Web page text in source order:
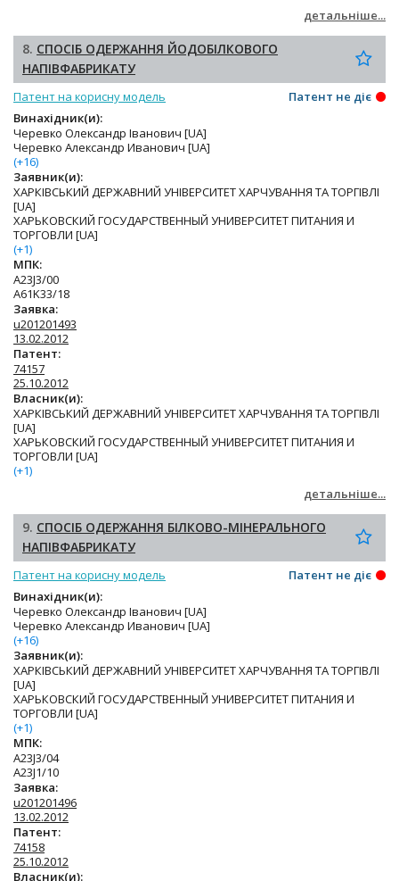
детальніше...
8. СПОСІБ ОДЕРЖАННЯ ЙОДОБІЛКОВОГО
НАПІВФАБРИКАТУ
Патент на корисну модель
Патент не діє
Винахідник(и):
Черевко Олександр Іванович [UA]
Черевко Александр Иванович [UA]
(+16)
Заявник(и):
ХАРКІВСЬКИЙ ДЕРЖАВНИЙ УНІВЕРСИТЕТ ХАРЧУВАННЯ ТА ТОРГІВЛІ
[UA]
ХАРЬКОВСКИЙ ГОСУДАРСТВЕННЫЙ УНИВЕРСИТЕТ ПИТАНИЯ И
ТОРГОВЛИ [UA]
(+1)
МПК:
A23J3/00
A61K33/18
Заявка:
u201201493
13.02.2012
Патент:
74157
25.10.2012
Власник(и):
ХАРКІВСЬКИЙ ДЕРЖАВНИЙ УНІВЕРСИТЕТ ХАРЧУВАННЯ ТА ТОРГІВЛІ
[UA]
ХАРЬКОВСКИЙ ГОСУДАРСТВЕННЫЙ УНИВЕРСИТЕТ ПИТАНИЯ И
ТОРГОВЛИ [UA]
(+1)
детальніше...
9. СПОСІБ ОДЕРЖАННЯ БІЛКОВО-МІНЕРАЛЬНОГО
НАПІВФАБРИКАТУ
Патент на корисну модель
Патент не діє
Винахідник(и):
Черевко Олександр Іванович [UA]
Черевко Александр Иванович [UA]
(+16)
Заявник(и):
ХАРКІВСЬКИЙ ДЕРЖАВНИЙ УНІВЕРСИТЕТ ХАРЧУВАННЯ ТА ТОРГІВЛІ
[UA]
ХАРЬКОВСКИЙ ГОСУДАРСТВЕННЫЙ УНИВЕРСИТЕТ ПИТАНИЯ И
ТОРГОВЛИ [UA]
(+1)
МПК:
A23J3/04
A23J1/10
Заявка:
u201201496
13.02.2012
Патент:
74158
25.10.2012
Власник(и):